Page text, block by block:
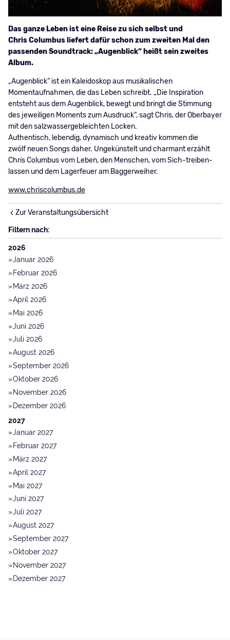
Das ganze Leben ist eine Reise zu sich selbst und
Chris Columbus liefert dafür schon zum zweiten Mal den
passenden Soundtrack: „Augenblick“ heißt sein zweites
Album.
„Augenblick“ ist ein Kaleidoskop aus musikalischen
Momentaufnahmen, die das Leben schreibt. „Die Inspiration
entsteht aus dem Augenblick, bewegt und bringt die Stimmung
des jeweiligen Moments zum Ausdruck“, sagt Chris, der Oberbayer
mit den salzwassergebleichten Locken.
Authentisch, lebendig, dynamisch und kreativ kommen die
zwölf neuen Songs daher. Ungekünstelt und charmant erzählt
Chris Columbus vom Leben, den Menschen, vom Sich-treiben-
lassen und dem Lagerfeuer am Baggerweiher.
www.chriscolumbus.de
Zur Veranstaltungsübersicht
Filtern nach:
2026
Januar 2026
Februar 2026
März 2026
April 2026
Mai 2026
Juni 2026
Juli 2026
August 2026
September 2026
Oktober 2026
November 2026
Dezember 2026
2027
Januar 2027
Februar 2027
März 2027
April 2027
Mai 2027
Juni 2027
Juli 2027
August 2027
September 2027
Oktober 2027
November 2027
Dezember 2027